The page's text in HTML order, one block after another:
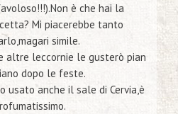
è che hai la
Mi piacerebbe tanto
simile.
altre leccornie le gusterò pian
dopo le feste.
usato anche il sale di Cervia,è